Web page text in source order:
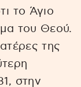
το Άγιο
του Θεού.
της
στην